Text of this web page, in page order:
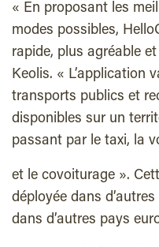
« En proposant les
modes possibles,
rapide, plus agréable
Keolis. « L’application
transports publics et
disponibles sur un
passant par le taxi, la
et le covoiturage ».
déployée dans d’autres
dans d’autres pays